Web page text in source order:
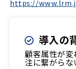
https://
導入の
顧客属性が
注に繋がらな